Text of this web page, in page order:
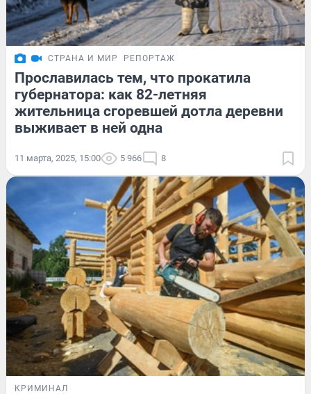
СТРАНА И МИР РЕПОРТАЖ
Прославилась тем, что прокатила
губернатора: как 82-летняя
жительница сгоревшей дотла деревни
выживает в ней одна
11 марта, 2025, 15:00 5 966 8
КРИМИНАЛ